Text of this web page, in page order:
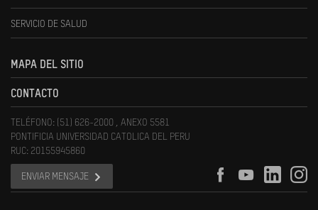
SERVICIO DE SALUD
MAPA DEL SITIO
CONTACTO
TELÉFONO: (51) 626-2000 , ANEXO 5581
PONTIFICIA UNIVERSIDAD CATOLICA DEL PERU
RUC: 20155945860
ENVIAR MENSAJE